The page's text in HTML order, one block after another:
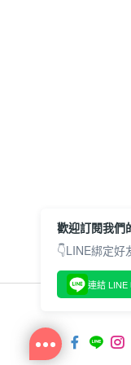
歡迎訂閱我們
👇LINE綁定
連結 LINE